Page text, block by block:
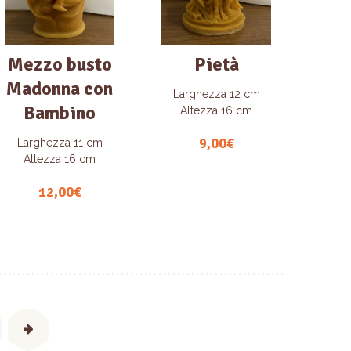
Mezzo busto
Madonna con
Bambino
Larghezza 11 cm
Altezza 16 cm
12,00€
Pietà
Larghezza 12 cm
Altezza 16 cm
9,00€